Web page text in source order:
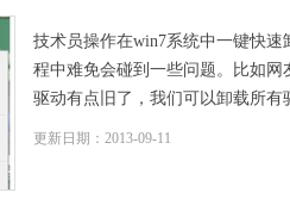
技术员操作在win7系统中一键快
程中难免会碰到一些问题。比如
驱动有点旧了，我们可以卸载所
更新日期：2013-09-11